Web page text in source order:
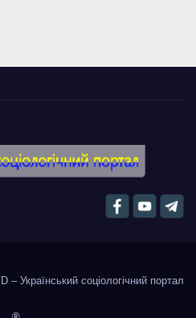
– Український соціологічний портал